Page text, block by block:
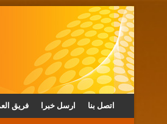
فريق ارسل خبرا اتصل بنا